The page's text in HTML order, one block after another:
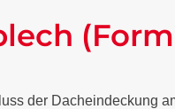
der Dacheindeckung